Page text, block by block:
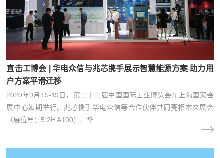
直击工博会 | 华电众信与兆芯携手展示智慧能源方案 助力用
户方案平滑迁移
2020年9月15-19日，第二十二届中国国际工业博览会在上海国家会
展中心如期举行，兆芯携手华电众信等合作伙伴共同亮相本次展会
（展位号：5.2H A100）。华...